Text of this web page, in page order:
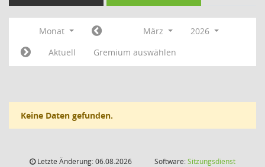
Monat März
2026
Aktuell
Gremium auswählen
Keine Daten gefunden.
Letzte Änderung: 06.08.2026
Software:Sitzungsdienst